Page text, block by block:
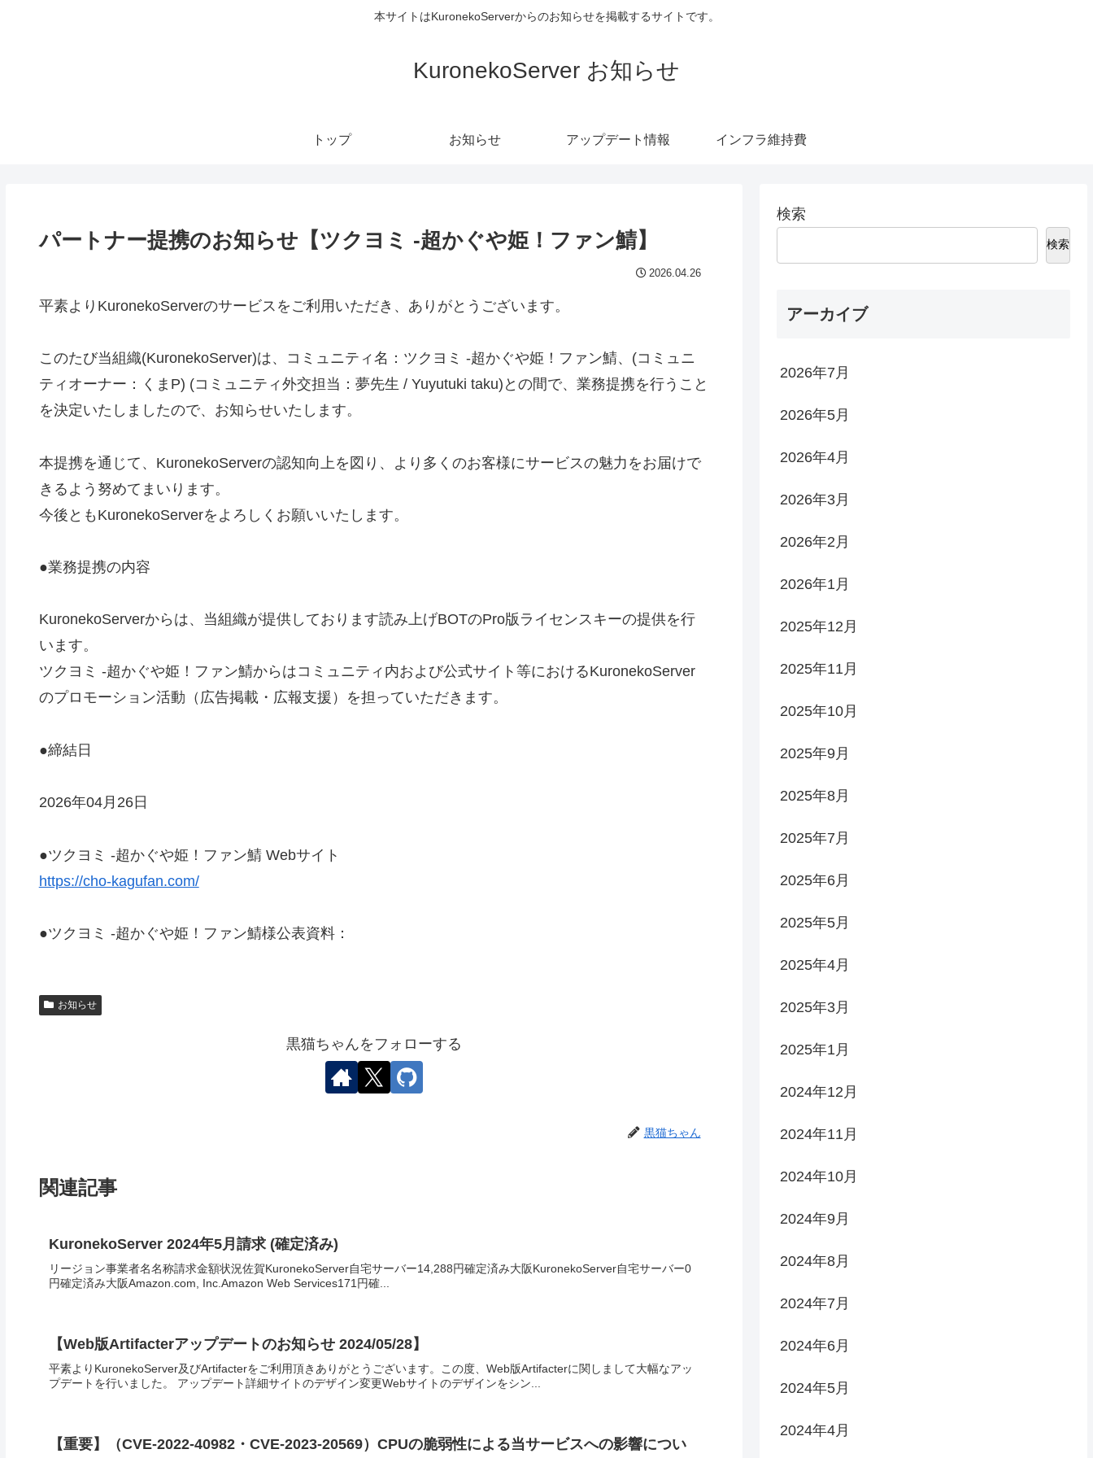
本サイトはKuronekoServerからのお知らせを掲載するサイトです。
KuronekoServer お知らせ
トップ お知らせ アップデート情報 インフラ維持費
パートナー提携のお知らせ【ツクヨミ -超かぐや姫！ファン鯖】
2026.04.26
平素よりKuronekoServerのサービスをご利用いただき、ありがとうございます。
このたび当組織(KuronekoServer)は、コミュニティ名：ツクヨミ -超かぐや姫！ファン鯖、(コミュニ
ティオーナー：くまP) (コミュニティ外交担当：夢先生 / Yuyutuki taku)との間で、業務提携を行うこと
を決定いたしましたので、お知らせいたします。
本提携を通じて、KuronekoServerの認知向上を図り、より多くのお客様にサービスの魅力をお届けで
きるよう努めてまいります。
今後ともKuronekoServerをよろしくお願いいたします。
●業務提携の内容
KuronekoServerからは、当組織が提供しております読み上げBOTのPro版ライセンスキーの提供を行
います。
ツクヨミ -超かぐや姫！ファン鯖からはコミュニティ内および公式サイト等におけるKuronekoServer
のプロモーション活動（広告掲載・広報支援）を担っていただきます。
●締結日
2026年04月26日
●ツクヨミ -超かぐや姫！ファン鯖 Webサイト
https://cho-kagufan.com/
●ツクヨミ -超かぐや姫！ファン鯖様公表資料：
お知らせ
黒猫ちゃんをフォローする
黒猫ちゃん
関連記事
KuronekoServer 2024年5月請求 (確定済み)
リージョン事業者名名称請求金額状況佐賀KuronekoServer自宅サーバー14,288円確定済み大阪KuronekoServer自宅サーバー0
円確定済み大阪Amazon.com, Inc.Amazon Web Services171円確...
【Web版Artifacterアップデートのお知らせ 2024/05/28】
平素よりKuronekoServer及びArtifacterをご利用頂きありがとうございます。この度、Web版Artifacterに関しまして大幅なアッ
プデートを行いました。 アップデート詳細サイトのデザイン変更Webサイトのデザインをシン...
【重要】（CVE-2022-40982・CVE-2023-20569）CPUの脆弱性による当サービスへの影響につい
検索
検索
アーカイブ
2026年7月
2026年5月
2026年4月
2026年3月
2026年2月
2026年1月
2025年12月
2025年11月
2025年10月
2025年9月
2025年8月
2025年7月
2025年6月
2025年5月
2025年4月
2025年3月
2025年1月
2024年12月
2024年11月
2024年10月
2024年9月
2024年8月
2024年7月
2024年6月
2024年5月
2024年4月